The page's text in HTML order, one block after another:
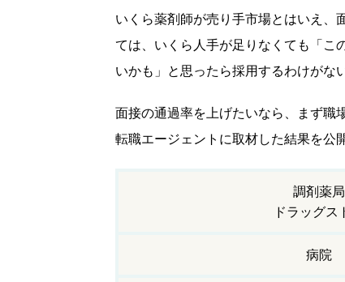
いくら薬剤師が売り手市場とはいえ、
ては、いくら人手が足りなくても「こ
いかも」と思ったら採用するわけがな
面接の通過率を上げたいなら、まず職
転職エージェントに取材した結果を公
調剤薬局
ドラッグス
病院